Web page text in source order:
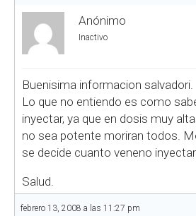
Anónimo
Inactivo
Buenisima informacion salvadori.
Lo que no entiendo es como
inyectar, ya que en dosis muy
no sea potente moriran todos.
se decide cuanto veneno
Salud.
febrero 13, 2008 a las 11:27 pm